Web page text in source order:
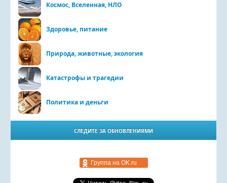
Космос, Вселенная, НЛО
Здоровье, питание
Природа, животные, экология
Катастрофы и трагедии
Политика и деньги
СЛЕДИТЕ ЗА ОБНОВЛЕНИЯМИ
Группа на OK.ru